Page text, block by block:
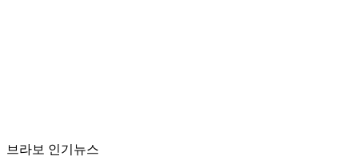
브라보 인기뉴스